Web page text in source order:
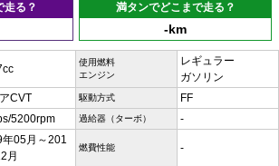
走る？
満タンでどこまで走る？
-km
使用燃料
エンジン
レギュラー
ガソリン
CVT 駆動方式 FF
5200rpm 過給器（ターボ） -
05月～201
月
燃費性能 -